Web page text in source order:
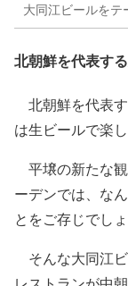
大同江ビールをテ
北朝鮮を代表す
北朝鮮を代表
は生ビールで楽
平壌の新たな
ーデンでは、な
とをご存じでしょ
そんな大同江